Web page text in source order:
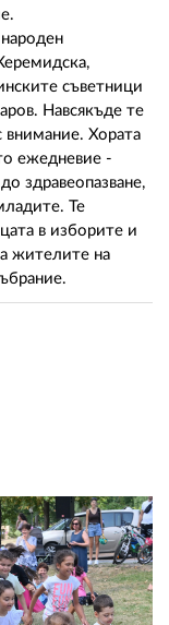
съветници
Навсякъде те
внимание. Хората
ежедневие -
здравеопазване,
Те
в изборите и
жителите на
20 35